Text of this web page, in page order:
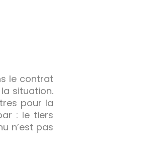
le contrat
situation.
pour la
: le tiers
n’est pas